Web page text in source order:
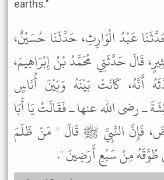
earths."
عَبْدُ الْوَارِثِ، حَدَّثَنَا حُسَيْنٌ،
قَالَ حَدَّثَنِي مُحَمَّدُ بْنُ إِبْرَاهِيمَ،
أَنَّهُ، كَانَتْ بَيْنَهُ وَبَيْنَ أُنَاسٍ
ـ رضى الله عنها ـ فَقَالَتْ يَا أَبَا
فَإِنَّ النَّبِيَّ ﷺ قَالَ " مَنْ ظَلَمَ
مِنْ سَبْعِ أَرَضِينَ ".